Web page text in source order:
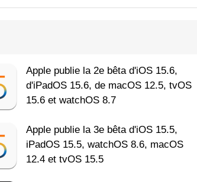
Apple publie la 2e bêta d'iOS 15.6,
d'iPadOS 15.6, de macOS 12.5, tvOS
15.6 et watchOS 8.7
Apple publie la 3e bêta d'iOS 15.5,
iPadOS 15.5, watchOS 8.6, macOS
12.4 et tvOS 15.5